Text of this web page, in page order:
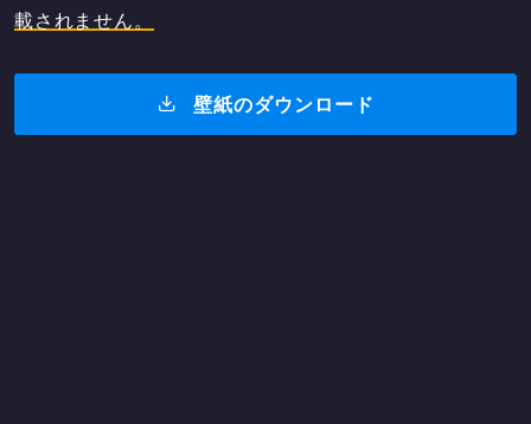
載されません。
壁紙のダウンロード